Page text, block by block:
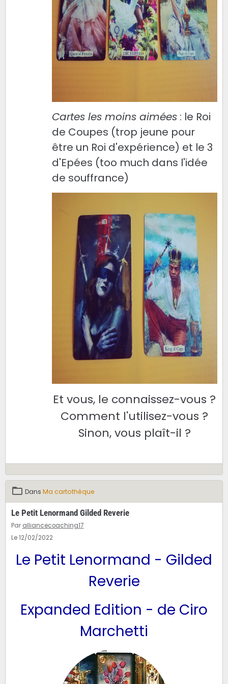
Cartes les moins aimées: le Roi
de Coupes (trop jeune pour
être un Roi d'expérience) et le 3
d'Epées (too much dans l'idée
de souffrance)
Et vous, le connaissez-vous ?
Comment l'utilisez-vous ?
Sinon, vous plaît-il ?
Dans Ma cartothèque
Le Petit Lenormand Gilded Reverie
Par alliancecoaching17
Le 12/02/2022
Le Petit Lenormand - Gilded
Reverie
Expanded Edition - de Ciro
Marchetti